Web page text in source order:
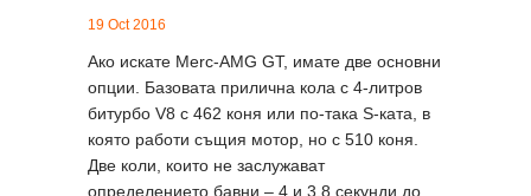
19 Oct 2016
Ако искате Merc-AMG GT, имате две основни
опции. Базовата прилична кола с 4-литров
битурбо V8 с 462 коня или по-така S-ката, в
която работи същия мотор, но с 510 коня.
Две коли, които не заслужават
определението бавни – 4 и 3,8 секунди до